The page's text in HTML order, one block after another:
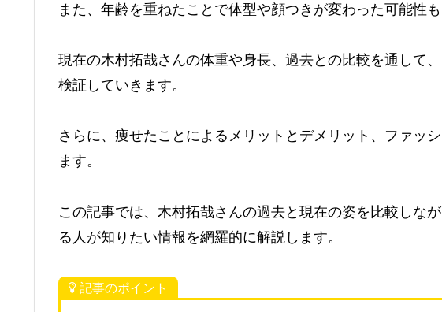
また、年齢を重ねたことで体型や顔つきが変わった可能性も
現在の木村拓哉さんの体重や身長、過去との比較を通して
検証していきます。
さらに、痩せたことによるメリットとデメリット、ファッ
ます。
この記事では、木村拓哉さんの過去と現在の姿を比較しな
る人が知りたい情報を網羅的に解説します。
記事のポイント